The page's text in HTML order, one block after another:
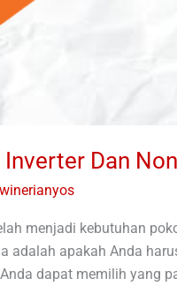
Dan
menjadi kebutuhan
adalah apakah Anda
dapat memilih yang